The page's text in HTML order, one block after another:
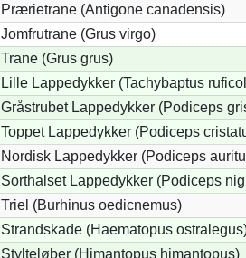
Prærietrane (Antigone canadensis)
Jomfrutrane (Grus virgo)
Trane (Grus grus)
Lille Lappedykker (Tachybaptus
Gråstrubet Lappedykker (Podiceps
Toppet Lappedykker (Podiceps
Nordisk Lappedykker (Podiceps
Sorthalset Lappedykker (Podiceps
Triel (Burhinus oedicnemus)
Strandskade (Haematopus
Stylteløber (Himantopus himantopus)